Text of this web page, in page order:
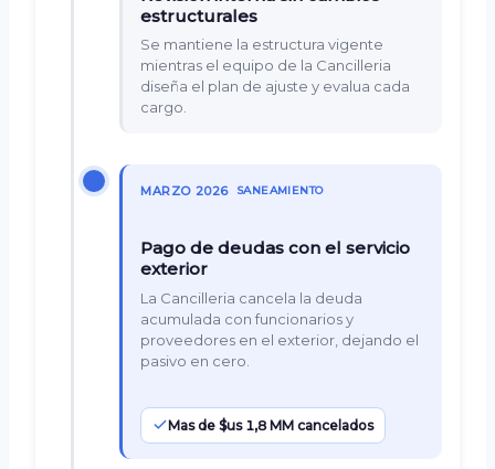
estructurales
Se mantiene la estructura vigente
mientras el equipo de la Cancilleria
diseña el plan de ajuste y evalua cada
cargo.
MARZO 2026 SANEAMIENTO
Pago de deudas con el servicio
exterior
La Cancilleria cancela la deuda
acumulada con funcionarios y
proveedores en el exterior, dejando el
pasivo en cero.
Mas de $us 1,8 MM cancelados